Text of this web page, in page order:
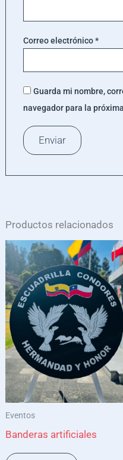
Correo electrónico*
Guarda mi nombre,
navegador para la
Productos relacionados
Eventos
Banderas artificiales